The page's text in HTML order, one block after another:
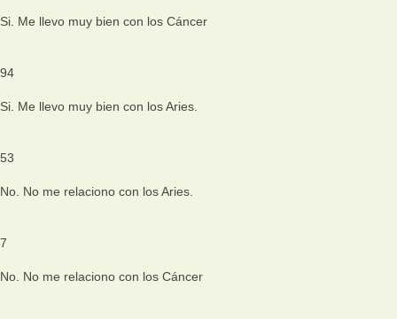
Si. Me llevo muy bien con los Cáncer
94
Si. Me llevo muy bien con los Aries.
53
No. No me relaciono con los Aries.
7
No. No me relaciono con los Cáncer